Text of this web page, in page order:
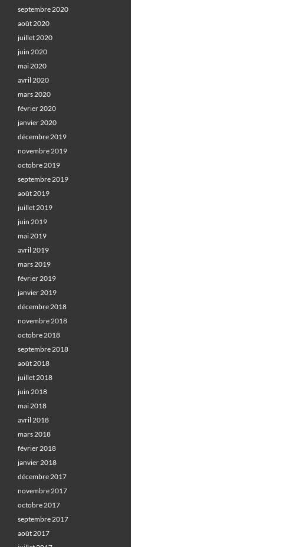
septembre 2020
août 2020
juillet 2020
juin 2020
mai 2020
avril 2020
mars 2020
février 2020
janvier 2020
décembre 2019
novembre 2019
octobre 2019
septembre 2019
août 2019
juillet 2019
juin 2019
mai 2019
avril 2019
mars 2019
février 2019
janvier 2019
décembre 2018
novembre 2018
octobre 2018
septembre 2018
août 2018
juillet 2018
juin 2018
mai 2018
avril 2018
mars 2018
février 2018
janvier 2018
décembre 2017
novembre 2017
octobre 2017
septembre 2017
août 2017